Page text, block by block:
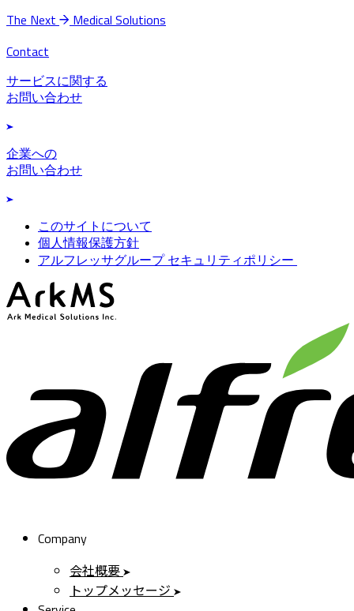
The Next
Medical Solutions
Contact
サービスに関する
お問い合わせ
企業への
お問い合わせ
このサイトについて
個人情報保護方針
アルフレッサグループ セキュリティポリシー
Company
会社概要
トップメッセージ